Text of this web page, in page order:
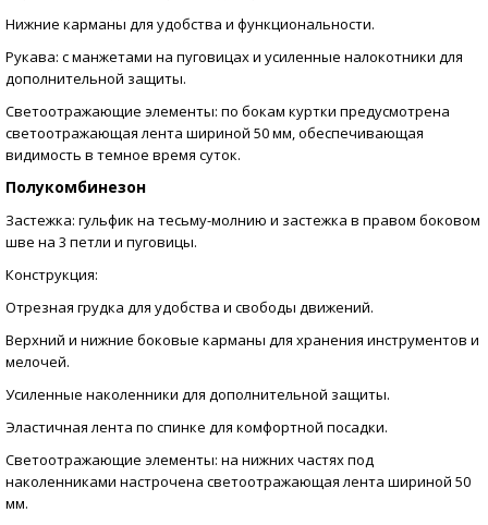
Нижние карманы для удобства и функциональности.
Рукава: с манжетами на пуговицах и усиленные налокотники для
дополнительной защиты.
Светоотражающие элементы: по бокам куртки предусмотрена
светоотражающая лента шириной 50 мм, обеспечивающая
видимость в темное время суток.
Полукомбинезон
Застежка: гульфик на тесьму-молнию и застежка в правом боковом
шве на 3 петли и пуговицы.
Конструкция:
Отрезная грудка для удобства и свободы движений.
Верхний и нижние боковые карманы для хранения инструментов и
мелочей.
Усиленные наколенники для дополнительной защиты.
Эластичная лента по спинке для комфортной посадки.
Светоотражающие элементы: на нижних частях под
наколенниками настрочена светоотражающая лента шириной 50
мм.